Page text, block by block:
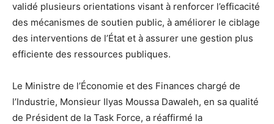
validé plusieurs orientations visant à renforcer l’efficacité
des mécanismes de soutien public, à améliorer le ciblage
des interventions de l’État et à assurer une gestion plus
efficiente des ressources publiques.
Le Ministre de l’Économie et des Finances chargé de
l’Industrie, Monsieur Ilyas Moussa Dawaleh, en sa qualité
de Président de la Task Force, a réaffirmé la